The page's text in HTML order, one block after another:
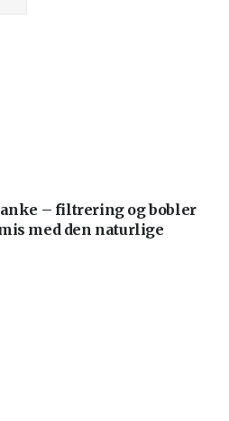
– filtrering og bobler
med den naturlige